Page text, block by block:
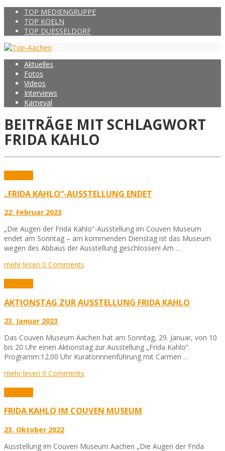
TOP MEDIENGRUPPE
TOP KOELN
TOP DUESSELDORF
Aktuelles
Fotos
Videos
Interviews
Karneval
BEITRÄGE MIT SCHLAGWORT
FRIDA KAHLO
„FRIDA KAHLO“-AUSSTELLUNG ENDET
22. Februar 2023
„Die Augen der Frida Kahlo“-Ausstellung im Couven Museum
endet am Sonntag – am kommenden Dienstag ist das Museum
wegen des Abbaus der Ausstellung geschlossen! Am …
mehr lesen 0 Comments
AKTIONSTAG ZUR AUSSTELLUNG FRIDA KAHLO
23. Januar 2023
Das Couven Museum Aachen hat am Sonntag, 29. Januar, von 10
bis 20 Uhr einen Aktionstag zur Ausstellung „Frida Kahlo“.
Programm:12.00 Uhr Kuratorinnenführung mit Carmen …
mehr lesen 0 Comments
FRIDA KAHLO IM COUVEN MUSEUM
23. Oktober 2022
Ausstellung im Couven Museum Aachen „Die Augen der Frida